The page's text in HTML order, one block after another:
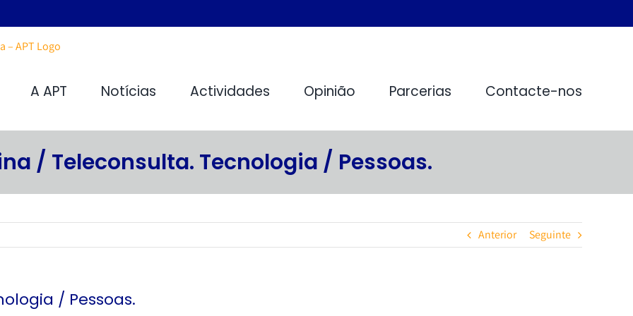
A APT Notícias Actividades Opinião Parcerias Contacte-nos
/ Teleconsulta. Tecnologia / Pessoas.
Anterior Seguinte
/ Pessoas.